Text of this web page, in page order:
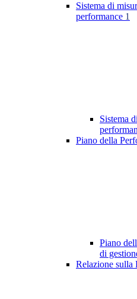
Sistema di
performance 1
Sistema
Piano della
Piano
di
Relazione sulla